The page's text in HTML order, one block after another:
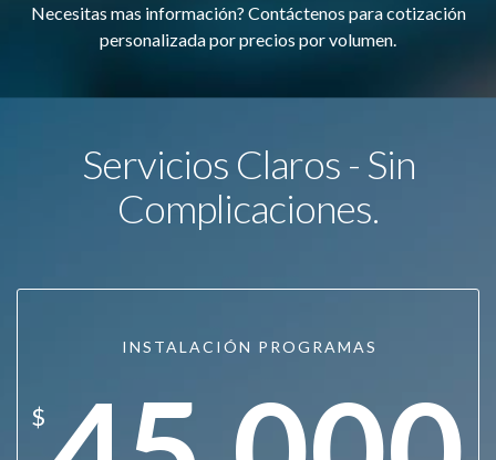
Necesitas mas información? Contáctenos para cotización
personalizada por precios por volumen.
Servicios Claros - Sin
Complicaciones.
INSTALACIÓN PROGRAMAS
$